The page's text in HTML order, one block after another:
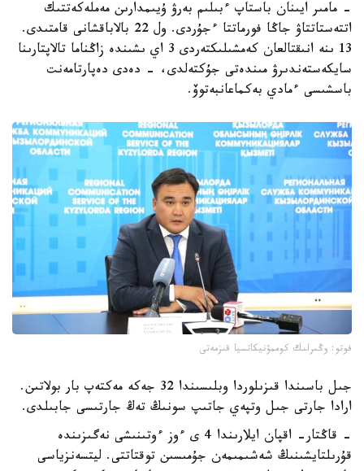
- مامىر ايىنان باستاپ ءبىلىم بەرۋ ۇيىمدارىن مەملەكەتتىك
اتتەستاتتاۋ جاڭا فورماتتا ءجۇردى. ول 22 بالاباقشانى قامتىدى.
13 ىنە انىقتالعان كەمشىلىكتەردى 3 اي ىشىندە زاڭناما تالاپتارىنا
سايكەستەندىرۋ مىندەتى جۇكتەلدى، - دەدى دەپارتامەنت
باسشىسى ءمادي بەكماعانبەتوۆ.
فوتو: وڭىرلىك كوممۋنيكاتسيا قىزمەتى
جىل باسىندا قىزىلوردا وبلىسىندا 32 جەكە مەكتەپ بار بولاتىن.
ارادا جارتى جىل وتپەي جاتىپ سونىڭ تەڭ جارتىسى جابىلدى.
- قاڭتار- اقپان ايلارىندا 4 ى ءوز ءوتىنىشى نەگىزىندە
قۇرىلتايشىنىڭ شەشىمىمەن جۇمىسىن توقتاتتى. ليتسەنزياسى